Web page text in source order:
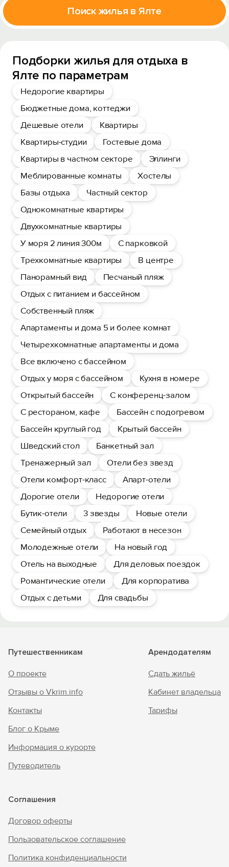
Поиск жилья в Ялте
Подборки жилья для отдыха в
Ялте по параметрам
Недорогие квартиры
Бюджетные дома, коттеджи
Дешевые отели
Квартиры
Квартиры-студии
Гостевые дома
Квартиры в частном секторе
Эллинги
Меблированные комнаты
Хостелы
Базы отдыха
Частный сектор
Однокомнатные квартиры
Двухкомнатные квартиры
У моря 2 линия 300м
С парковкой
Трехкомнатные квартиры
В центре
Панорамный вид
Песчаный пляж
Отдых с питанием и бассейном
Собственный пляж
Апартаменты и дома 5 и более комнат
Четырехкомнатные апартаменты и дома
Все включено с бассейном
Отдых у моря с бассейном
Кухня в номере
Открытый бассейн
С конференц-залом
С рестораном, кафе
Бассейн с подогревом
Бассейн круглый год
Крытый бассейн
Шведский стол
Банкетный зал
Тренажерный зал
Отели без звезд
Отели комфорт-класс
Апарт-отели
Дорогие отели
Недорогие отели
Бутик-отели
3 звезды
Новые отели
Семейный отдых
Работают в несезон
Молодежные отели
На новый год
Отель на выходные
Для деловых поездок
Романтические отели
Для корпоратива
Отдых с детьми
Для свадьбы
Путешественникам
О проекте
Отзывы о Vkrim.info
Контакты
Блог о Крыме
Информация о курорте
Путеводитель
Арендодателям
Сдать жильё
Кабинет владельца
Тарифы
Соглашения
Договор оферты
Пользовательское соглашение
Политика конфиденциальности